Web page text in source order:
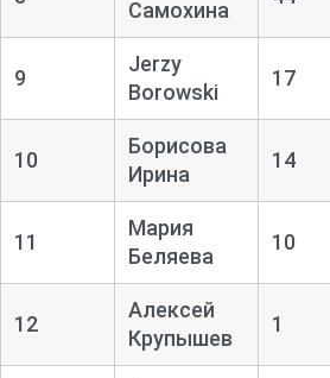
Самохина
9
Jerzy
Borowski
17
10
Борисова
Ирина
14
11
Мария
Беляева
10
12
Алексей
Крупышев
1